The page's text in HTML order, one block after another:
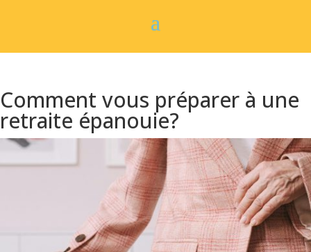
Comment vous préparer à une
retraite épanouie?